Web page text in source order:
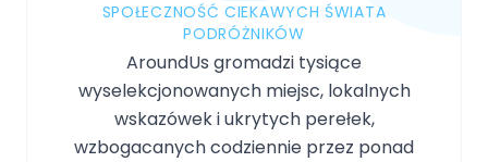
SPOŁECZNOŚĆ CIEKAWYCH ŚWIATA
PODRÓŻNIKÓW
AroundUs gromadzi tysiące
wyselekcjonowanych miejsc, lokalnych
wskazówek i ukrytych perełek,
wzbogacanych codziennie przez ponad